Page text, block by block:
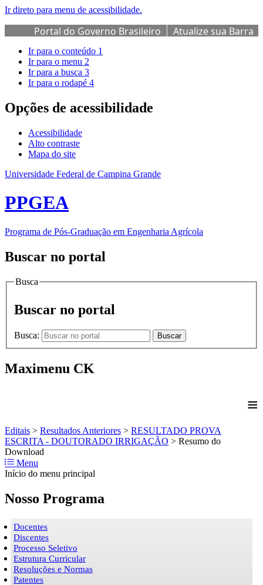
Ir direto para menu de acessibilidade.
Portal do Governo Brasileiro
Atualize sua Barra
de Governo
Ir para o conteúdo 1
Ir para o menu 2
Ir para a busca 3
Ir para o rodapé 4
Opções de acessibilidade
Acessibilidade
Alto contraste
Mapa do site
Universidade Federal de Campina Grande
PPGEA
Programa de Pós-Graduação em Engenharia Agrícola
Buscar no portal
Busca
Buscar no portal
Busca: Buscar
Maximenu CK
≡
Editais > Resultados Anteriores > RESULTADO PROVA
ESCRITA - DOUTORADO IRRIGAÇÃO > Resumo do
Download
Menu
Início do menu principal
Nosso Programa
Docentes
Discentes
Processo Seletivo
Estrutura Curricular
Resoluções e Normas
Patentes